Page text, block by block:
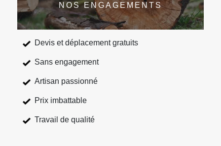
NOS ENGAGEMENTS
Devis et déplacement gratuits
Sans engagement
Artisan passionné
Prix imbattable
Travail de qualité